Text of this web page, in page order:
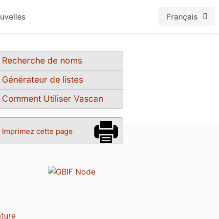
Français
Recherche de noms
Générateur de listes
Comment Utiliser Vascan
Imprimez cette page